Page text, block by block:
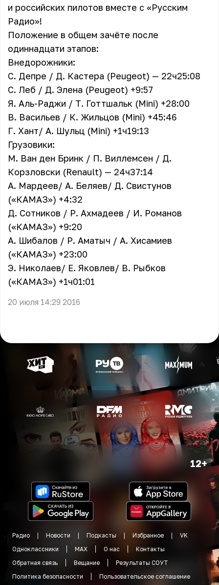
и российских пилотов вместе с «Русским
Радио»!
Положение в общем зачёте после
одиннадцати этапов:
Внедорожники:
С. Депре / Д. Кастера (Peugeot) — 22ч25:08
С. Леб / Д. Элена (Peugeot) +9:57
Я. Аль-Раджи / Т. Готтшальк (Mini) +28:00
В. Васильев / К. Жильцов (Mini) +45:46
Г. Хант/ А. Шульц (Mini) +1ч19:13
Грузовики:
М. Ван ден Бринк / П. Виллемсен / Д.
Корзловски (Renault) — 24ч37:14
А. Мардеев/ А. Беляев/ Д. Свистунов
(«КАМАЗ») +4:32
Д. Сотников / Р. Ахмадеев / И. Романов
(«КАМАЗ») +9:20
А. Шибалов / Р. Аматыч / А. Хисамиев
(«КАМАЗ») +23:00
Э. Николаев/ Е. Яковлев/ В. Рыбков
(«КАМАЗ») +1ч01:01
20 июля 14:29 2016
12+
Радио Новости Подкасты Избранное
VK
Одноклассники
MAX О нас
Контакты
Обратная связь
Вещание
Результаты СОУТ
Политика безопасности
Пользовательское соглашение